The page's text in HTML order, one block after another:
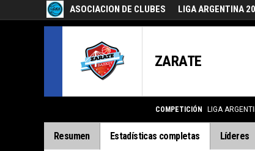
ASOCIACION DE CLUBES LIGA ARGENTINA
ZARATE
COMPETICIÓN LIGA
Resumen Estadísticas completas Líderes